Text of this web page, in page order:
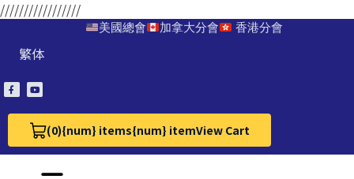
/////////////////
美國總會 加拿大分會 香港分會
繁体
(0)
View Cart 0{num} items{num} itemView Cart